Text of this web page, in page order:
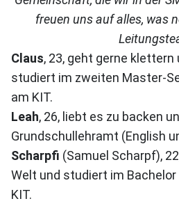
freuen uns auf alles, was
Claus, 23, geht gerne klettern
studiert im zweiten Master-
am KIT.
Leah, 26, liebt es zu backen
Grundschullehramt (English
Scharpfi (Samuel Scharpf),
Welt und studiert im
KIT.